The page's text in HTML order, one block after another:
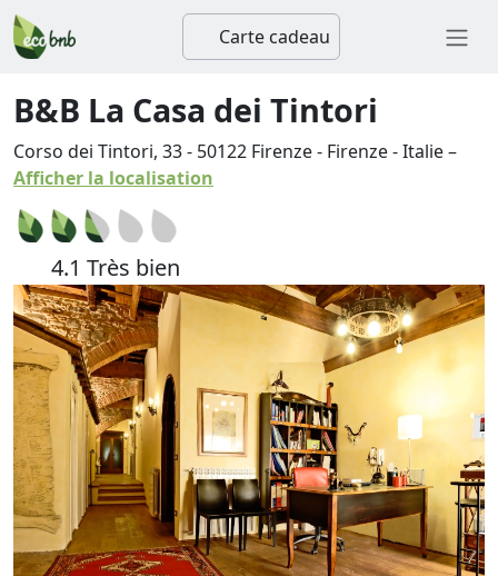
Carte cadeau
B&B La Casa dei Tintori
Corso dei Tintori, 33- 50122 Firenze- Firenze-Italie–
Afficher la localisation
4.1 Très bien